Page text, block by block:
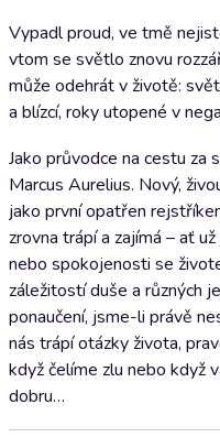
Vypadl proud, ve tmě
vtom se světlo znovu
může odehrát v životě:
a blízcí, roky utopené v
Jako průvodce na cestu za
Marcus Aurelius. Nový,
jako první opatřen
zrovna trápí a zajímá – ať
nebo spokojenosti se
záležitostí duše a různých
ponaučení, jsme-li právě
nás trápí otázky života,
když čelíme zlu nebo když
dobru…